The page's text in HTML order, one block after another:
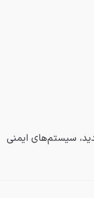
جدید، سیستم‌های ایمنی